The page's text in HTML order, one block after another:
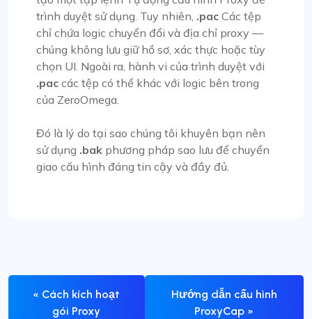
trình duyệt sử dụng. Tuy nhiên, .pac Các tệp
chỉ chứa logic chuyển đổi và địa chỉ proxy —
chúng không lưu giữ hồ sơ, xác thực hoặc tùy
chọn UI. Ngoài ra, hành vi của trình duyệt với
.pac các tệp có thể khác với logic bên trong
của ZeroOmega.
Đó là lý do tại sao chúng tôi khuyên bạn nên
sử dụng .bak phương pháp sao lưu để chuyển
giao cấu hình đáng tin cậy và đầy đủ.
« Cách kích hoạt
gói Proxy
Hướng dẫn cấu hình
ProxyCap »